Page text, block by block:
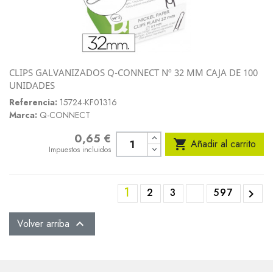
CLIPS GALVANIZADOS Q-CONNECT Nº 32 MM CAJA DE 100
UNIDADES
Referencia: 15724-KF01316
Marca: Q-CONNECT
0,65 €
Impuestos incluidos  Añadir al carrito
1 2 3 597 
Volver arriba 